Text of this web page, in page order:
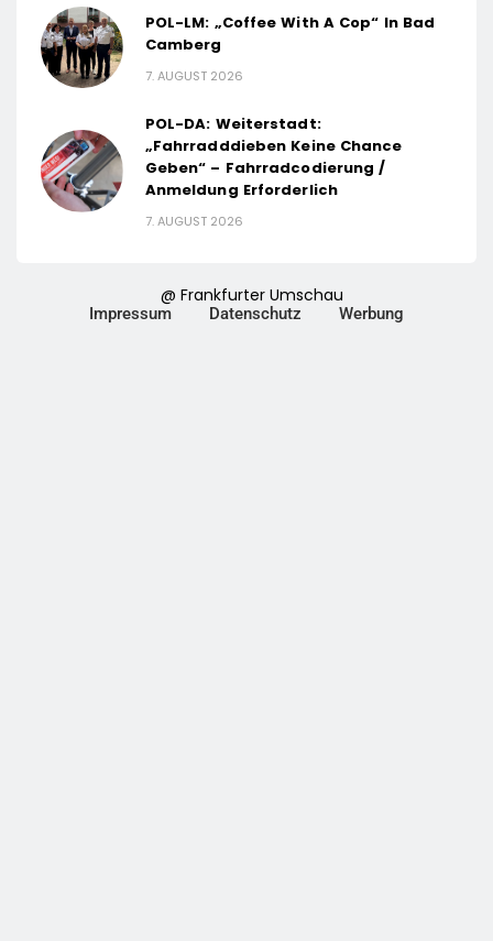
POL-LM: „Coffee With A Cop“ In Bad
Camberg
7. AUGUST 2026
POL-DA: Weiterstadt:
„Fahrradddieben Keine Chance
Geben“ – Fahrradcodierung /
Anmeldung Erforderlich
7. AUGUST 2026
@ Frankfurter Umschau
Impressum Datenschutz Werbung